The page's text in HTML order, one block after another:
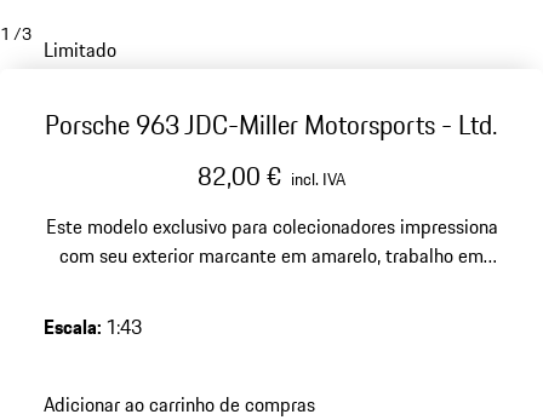
1 /3
Limitado
Porsche 963 JDC-Miller Motorsports - Ltd.
82,00 € incl. IVA
Este modelo exclusivo para colecionadores impressiona
com seu exterior marcante em amarelo, trabalho em
peças – um destaque expressivo para qualquer coleção
Escala: 1:43
Adicionar ao carrinho de compras